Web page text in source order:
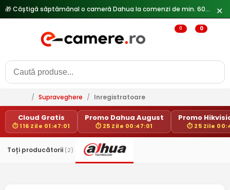
🎁 Câștigă săptămânal o cameră Dahua la comenzi de min. 600 lei — ✕
0 0
/ Supraveghere / Inregistratoare
Cloud Gratis
⏱ 116 Zile 01:47:01
Promo Dahua August
⏱ 25 Zile 00:47:01
Promo
⏱ 25 Zile
Toți producătorii (2)